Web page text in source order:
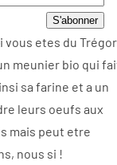
vous etes du
meunier bio qui
sa farine et a un
leurs oeufs aux
mais peut etre
nous si !